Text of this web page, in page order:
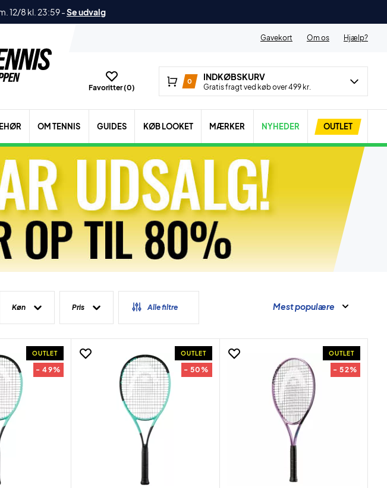
12/8 kl. 23:59-Se udvalg
Gavekort Om os Hjælp?
Favoritter (0)
0 INDKØBSKURV
Gratis fragt ved køb over 499 kr.
OM TENNIS GUIDES KØB LOOKET MÆRKER NYHEDER OUTLET
Køn Pris Alle filtre Mest populære
OUTLET
- 49%
OUTLET
- 50%
OUTLET
- 52%